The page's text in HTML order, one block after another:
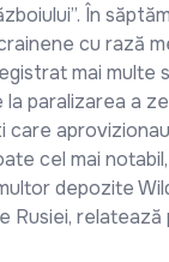
În
cu rază
mai multe
paralizarea a
cel mai
depozite
Rusiei, relatează